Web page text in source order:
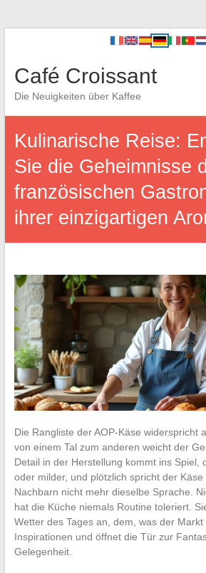
Café Croissant
Die Neuigkeiten über Kaffee
Kulinarische Reise:
Sie die Geheimnisse
französischen
ihrer einzigartigen
Die Rangliste der AOP-Käse widerspricht
von einem Tal zum anderen weicht der
Detail in der Herstellung kommt ins Spiel,
oder milder, und plötzlich spricht der Käse
Nachbarn nicht mehr dieselbe Sprache.
hat die Küche niemals Routine toleriert.
Wetter des Tages an, dem, was der
Inspirationen und öffnet die Tür zur
Gelegenheit.